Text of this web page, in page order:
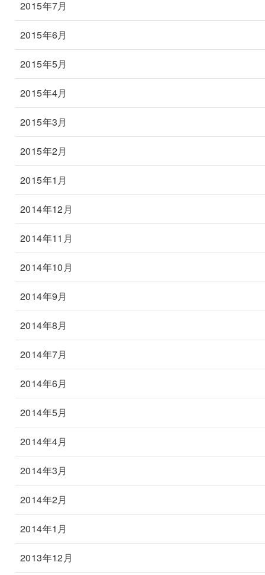
2015年7月
2015年6月
2015年5月
2015年4月
2015年3月
2015年2月
2015年1月
2014年12月
2014年11月
2014年10月
2014年9月
2014年8月
2014年7月
2014年6月
2014年5月
2014年4月
2014年3月
2014年2月
2014年1月
2013年12月